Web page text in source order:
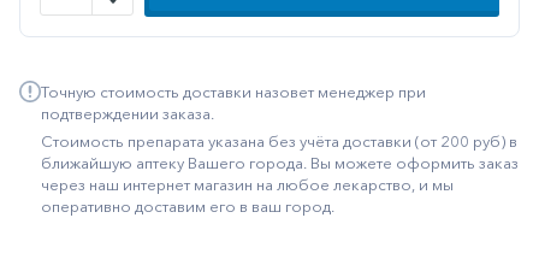
Минеральный
обмен
средства
Неврологические
Остеопороз
Точную стоимость доставки назовет менеджер при
подтверждении заказа.
Стоимость препарата указана без учёта доставки (от 200 руб) в
ближайшую аптеку Вашего города. Вы можете оформить заказ
через наш интернет магазин на любое лекарство, и мы
оперативно доставим его в ваш город.